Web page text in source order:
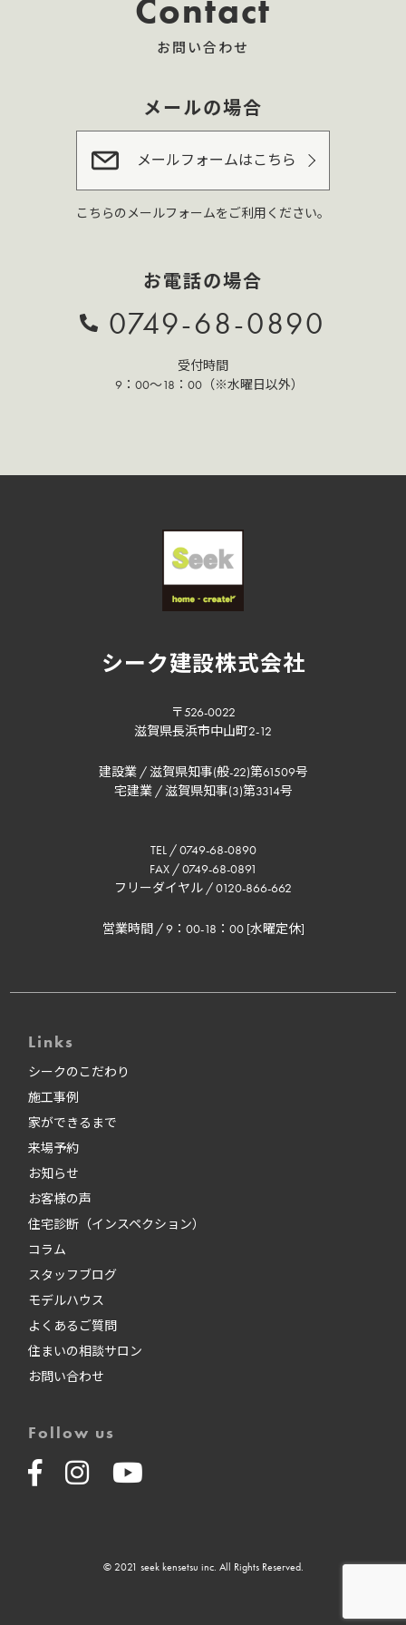
Contact
お問い合わせ
メールの場合
メールフォームはこちら
こちらのメールフォームをご利用ください。
お電話の場合
0749-68-0890
受付時間
9：00～18：00（※水曜日以外）
シーク建設株式会社
〒526-0022
滋賀県長浜市中山町2-12
建設業 / 滋賀県知事(般-22)第61509号
宅建業 / 滋賀県知事(3)第3314号
TEL / 0749-68-0890
FAX / 0749-68-0891
フリーダイヤル / 0120-866-662
営業時間 / 9：00-18：00 [水曜定休]
Links
シークのこだわり
施工事例
家ができるまで
来場予約
お知らせ
お客様の声
住宅診断（インスペクション）
コラム
スタッフブログ
モデルハウス
よくあるご質問
住まいの相談サロン
お問い合わせ
Follow us
© 2021 seek kensetsu inc. All Rights Reserved.